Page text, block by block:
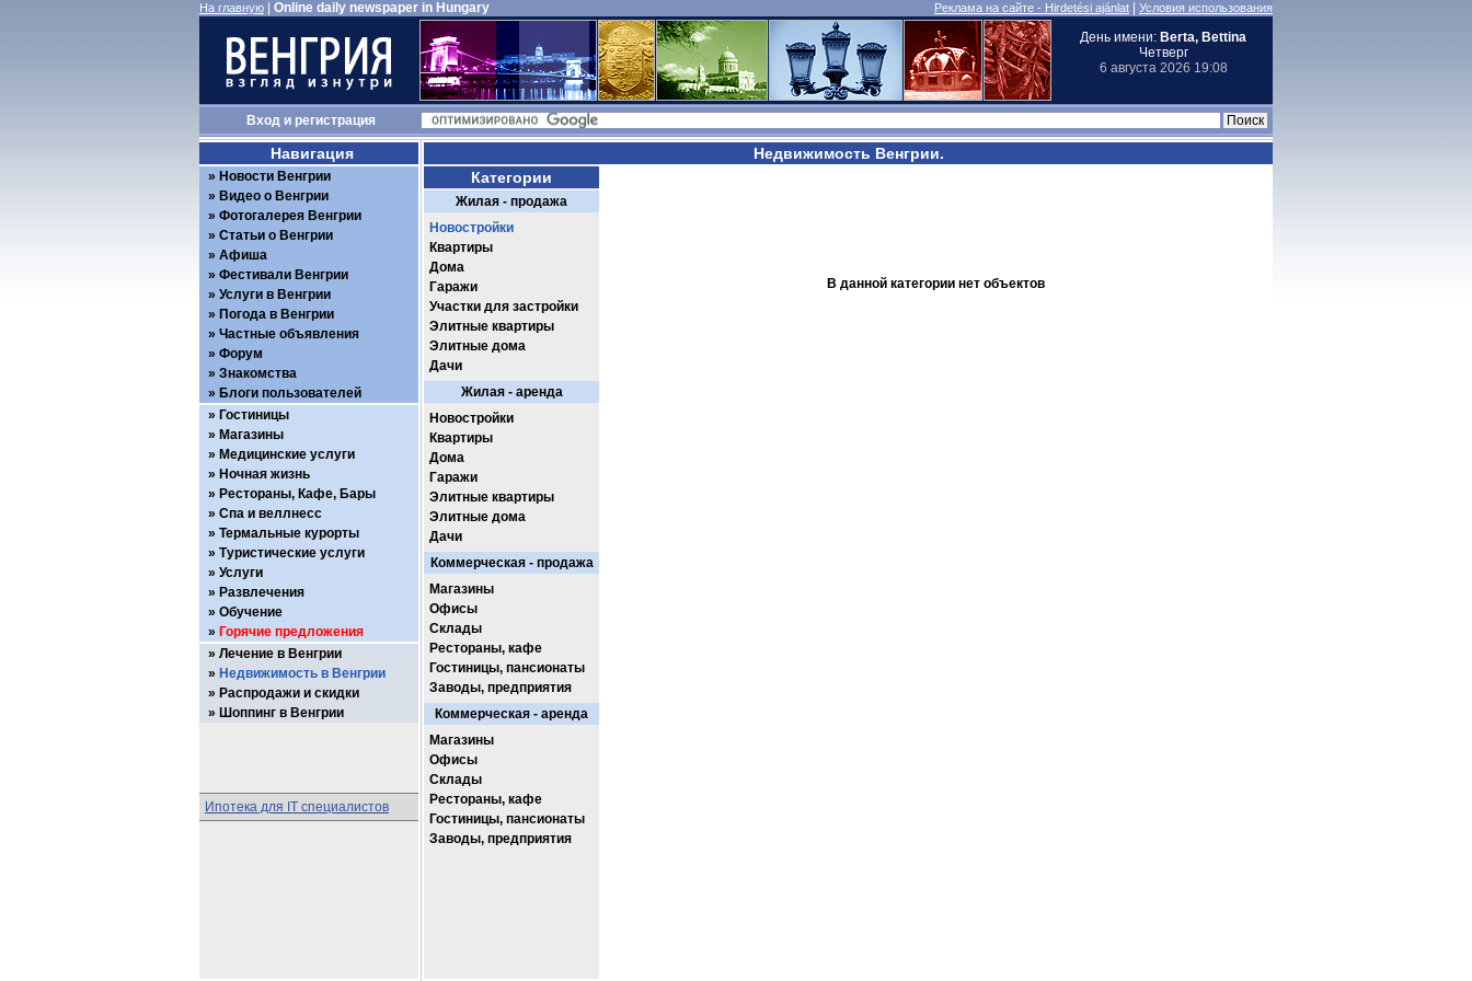
На главную Online daily newspaper in Hungary Реклама на сайте - Hirdetési ajánlat Условия использования
День имени: Berta, Bettina
Четверг
6 августа 2026 19:08
Входи регистрация
Недвижимость Венгрии.
Категории
Жилая - продажа
Новостройки
Квартиры
Дома
Гаражи
Участки для застройки
Элитные квартиры
Элитные дома
Дачи
Жилая - аренда
Новостройки
Квартиры
Дома
Гаражи
Элитные квартиры
Элитные дома
Дачи
Коммерческая - продажа
Магазины
Офисы
Склады
Рестораны, кафе
Гостиницы, пансионаты
Заводы, предприятия
Коммерческая - аренда
Магазины
Офисы
Склады
Рестораны, кафе
Гостиницы, пансионаты
Заводы, предприятия
В данной категории нет объектов
Навигация
Новости Венгрии
Видео о Венгрии
Фотогалерея Венгрии
Статьи о Венгрии
Афиша
Фестивали Венгрии
Услуги в Венгрии
Погода в Венгрии
Частные объявления
Форум
Знакомства
Блоги пользователей
Гостиницы
Магазины
Медицинские услуги
Ночная жизнь
Рестораны, Кафе, Бары
Спа и веллнесс
Термальные курорты
Туристические услуги
Услуги
Развлечения
Обучение
Горячие предложения
Лечение в Венгрии
Недвижимость в Венгрии
Распродажи и скидки
Шоппинг в Венгрии
Ипотека для IT специалистов